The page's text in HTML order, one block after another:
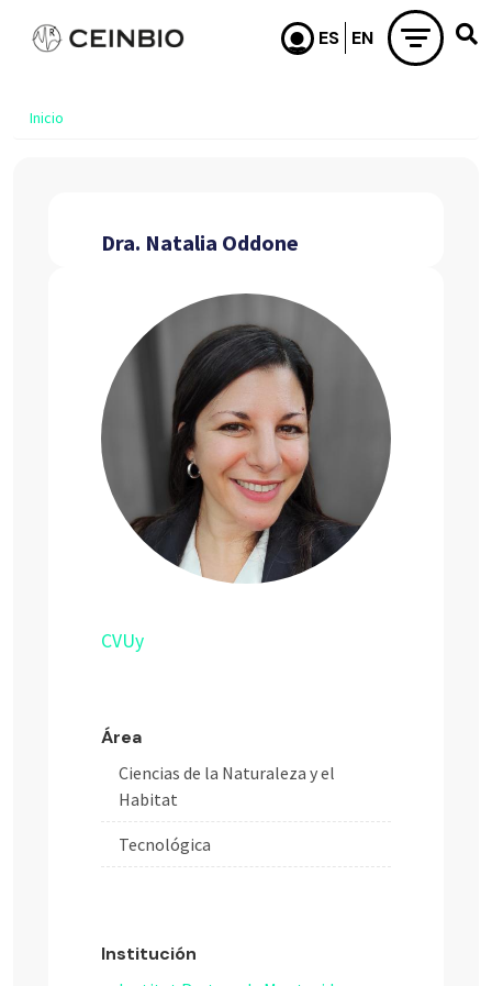
Pasar al contenido principal
Inicio
Dra. Natalia Oddone
CVUy
Área
Ciencias de la Naturaleza y el
Habitat
Tecnológica
Institución